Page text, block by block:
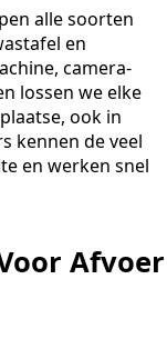
alle soorten
en
camera-
lossen we elke
ook in
kennen de veel
en werken snel
Afvoer